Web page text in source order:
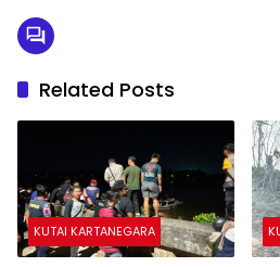
Related Posts
KUTAI KARTANEGARA